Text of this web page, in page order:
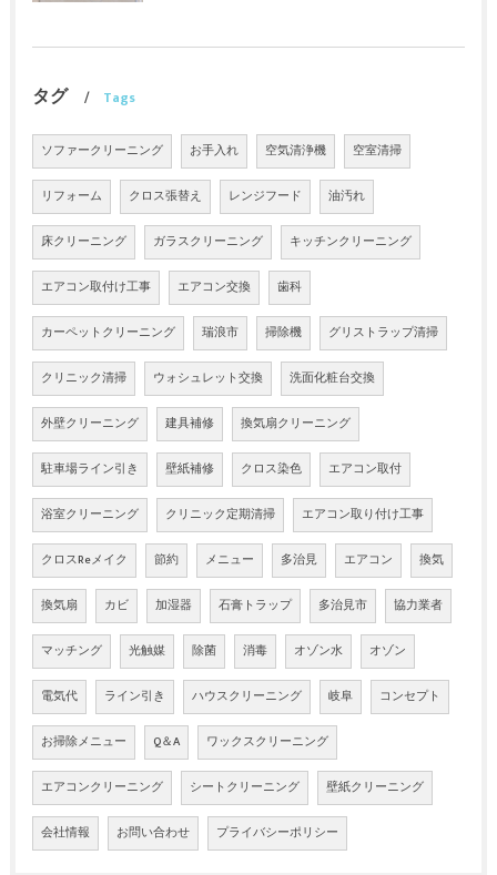
タグ Tags
ソファークリーニング お手入れ 空気清浄機 空室清掃
リフォーム クロス張替え レンジフード 油汚れ
床クリーニング ガラスクリーニング キッチンクリーニング
エアコン取付け工事 エアコン交換 歯科
カーペットクリーニング 瑞浪市 掃除機 グリストラップ清掃
クリニック清掃 ウォシュレット交換 洗面化粧台交換
外壁クリーニング 建具補修 換気扇クリーニング
駐車場ライン引き 壁紙補修 クロス染色 エアコン取付
浴室クリーニング クリニック定期清掃 エアコン取り付け工事
クロスReメイク 節約 メニュー 多治見 エアコン 換気
換気扇 カビ 加湿器 石膏トラップ 多治見市 協力業者
マッチング 光触媒 除菌 消毒 オゾン水 オゾン
電気代 ライン引き ハウスクリーニング 岐阜 コンセプト
お掃除メニュー Q＆A ワックスクリーニング
エアコンクリーニング シートクリーニング 壁紙クリーニング
会社情報 お問い合わせ プライバシーポリシー